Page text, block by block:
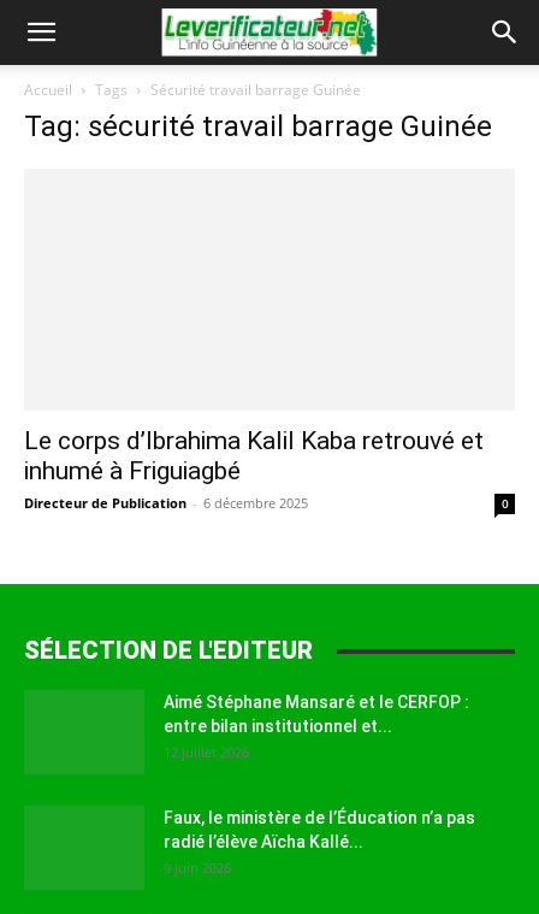
Accueil Tags Sécurité travail barrage Guinée
Tag: sécurité travail barrage Guinée
Le corps d’Ibrahima Kalil Kaba retrouvé et
inhumé à Friguiagbé
Directeur de Publication - 6 décembre 2025 0
SÉLECTION DE L'EDITEUR
Aimé Stéphane Mansaré et le CERFOP :
entre bilan institutionnel et...
12 juillet 2026
Faux, le ministère de l’Éducation n’a pas
radié l’élève Aïcha Kallé...
9 juin 2026